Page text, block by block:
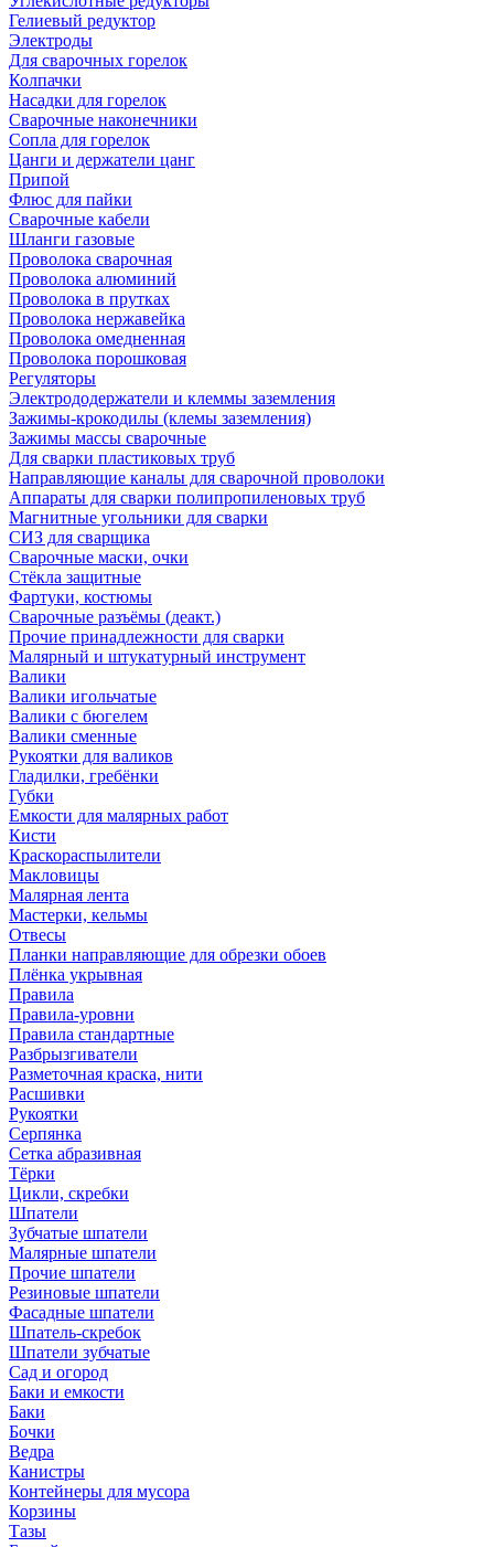
Гелиевый редуктор
Электроды
Для сварочных горелок
Колпачки
Насадки для горелок
Сварочные наконечники
Сопла для горелок
Цанги и держатели цанг
Припой
Флюс для пайки
Сварочные кабели
Шланги газовые
Проволока сварочная
Проволока алюминий
Проволока в прутках
Проволока нержавейка
Проволока омедненная
Проволока порошковая
Регуляторы
Электрододержатели и клеммы заземления
Зажимы-крокодилы (клемы заземления)
Зажимы массы сварочные
Для сварки пластиковых труб
Направляющие каналы для сварочной проволоки
Аппараты для сварки полипропиленовых труб
Магнитные угольники для сварки
СИЗ для сварщика
Сварочные маски, очки
Стёкла защитные
Фартуки, костюмы
Сварочные разъёмы (деакт.)
Прочие принадлежности для сварки
Малярный и штукатурный инструмент
Валики
Валики игольчатые
Валики с бюгелем
Валики сменные
Рукоятки для валиков
Гладилки, гребёнки
Губки
Емкости для малярных работ
Кисти
Краскораспылители
Макловицы
Малярная лента
Мастерки, кельмы
Отвесы
Планки направляющие для обрезки обоев
Плёнка укрывная
Правила
Правила-уровни
Правила стандартные
Разбрызгиватели
Разметочная краска, нити
Расшивки
Рукоятки
Серпянка
Сетка абразивная
Тёрки
Цикли, скребки
Шпатели
Зубчатые шпатели
Малярные шпатели
Прочие шпатели
Резиновые шпатели
Фасадные шпатели
Шпатель-скребок
Шпатели зубчатые
Сад и огород
Баки и емкости
Баки
Бочки
Ведра
Канистры
Контейнеры для мусора
Корзины
Тазы